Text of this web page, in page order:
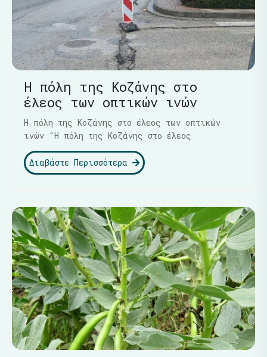
Η πόλη της Κοζάνης στο
έλεος των οπτικών ινών
Η πόλη της Κοζάνης στο έλεος των οπτικών
ινών "Η πόλη της Κοζάνης στο έλεος
Διαβάστε Περισσότερα